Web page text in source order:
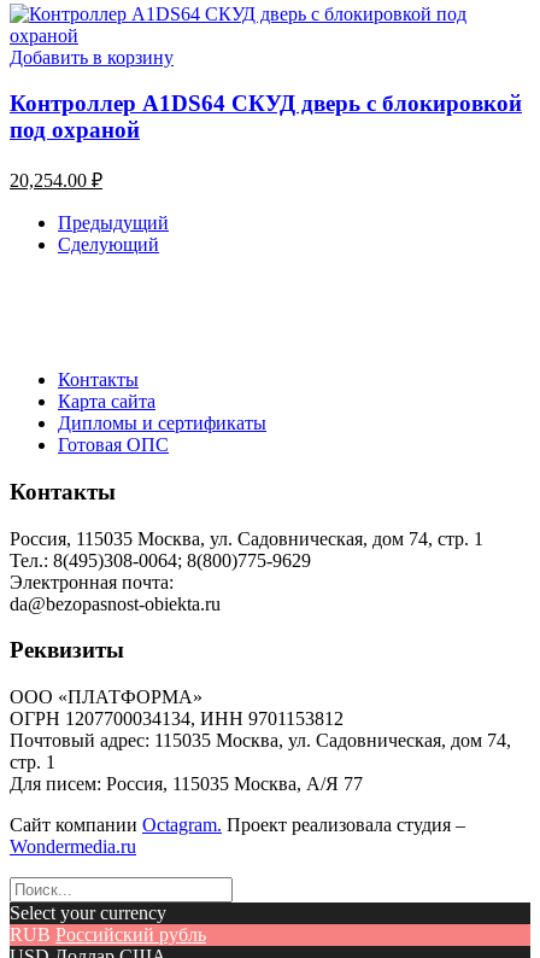
Добавить в корзину
Контроллер A1DS64 СКУД дверь с блокировкой
под охраной
20,254.00 ₽
Предыдущий
Сделующий
Контакты
Карта сайта
Дипломы и сертификаты
Готовая ОПС
Контакты
Россия, 115035 Москва, ул. Садовническая, дом 74, стр. 1
Тел.: 8(495)308-0064; 8(800)775-9629
Электронная почта:
da@bezopasnost-obiekta.ru
Реквизиты
ООО «ПЛАТФОРМА»
ОГРН 1207700034134, ИНН 9701153812
Почтовый адрес: 115035 Москва, ул. Садовническая, дом 74,
стр. 1
Для писем: Россия, 115035 Москва, А/Я 77
Сайт компании Octagram. Проект реализовала студия –
Wondermedia.ru
Select your currency
RUB Российский рубль